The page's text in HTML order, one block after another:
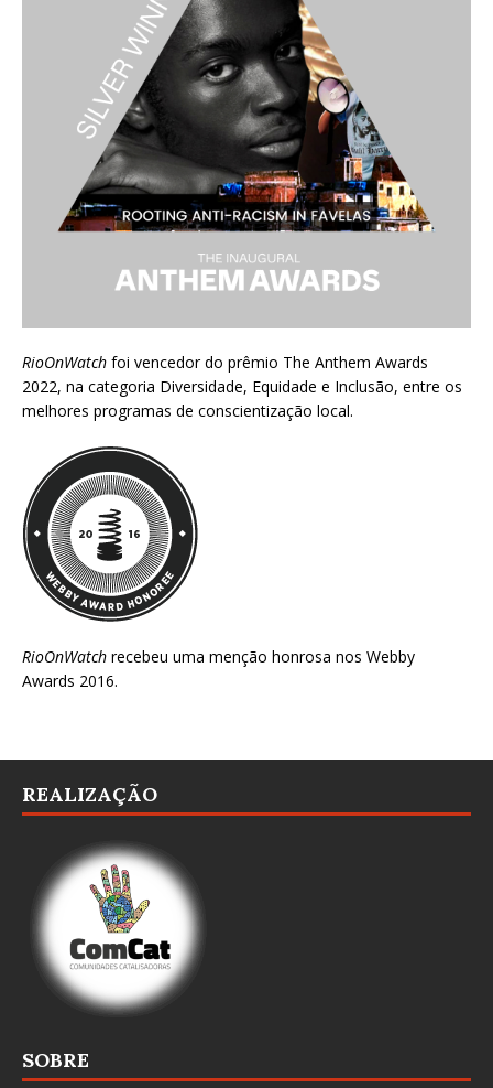
RioOnWatch foi vencedor do prêmio The Anthem Awards
2022, na categoria Diversidade, Equidade e Inclusão, entre os
melhores programas de conscientização local.
RioOnWatch recebeu uma menção honrosa nos Webby
Awards 2016.
REALIZAÇÃO
SOBRE